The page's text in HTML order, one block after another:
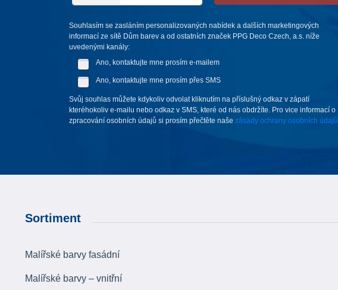
Souhlasím se zasláním personalizovaných nabídek a dalších marketingových
informací ze sítě Dům barev a od ostatních značek PPG Deco Czech, a.s. níže
uvedenými kanály:
Ano, kontaktujte mne prosím e-mailem
Ano, kontaktujte mne prosím přes SMS
Svůj souhlas můžete kdykoliv odvolat kliknutím na příslušný odkaz v zápatí
kteréhokoliv e-mailu nebo odkaz v SMS, které od nás obdržíte. Pro vice informací o
zpracování osobních údajů si prosím přečtěte naše zásady ochrany osobních údajů.
Sortiment
Malířské barvy fasádní
Malířské barvy – vnitřní